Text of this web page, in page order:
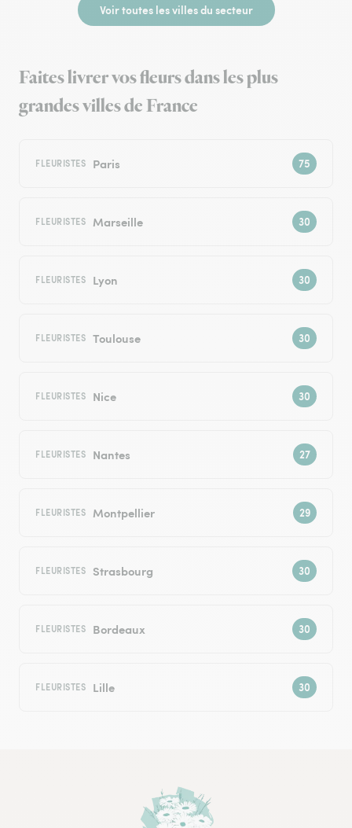
Voir toutes les villes du secteur
Faites livrer vos fleurs dans les plus
grandes villes de France
FLEURISTES Paris
FLEURISTES Marseille
FLEURISTES Lyon
FLEURISTES Toulouse
FLEURISTES Nice
FLEURISTES Nantes
FLEURISTES Montpellier
FLEURISTES Strasbourg
FLEURISTES Bordeaux
FLEURISTES Lille